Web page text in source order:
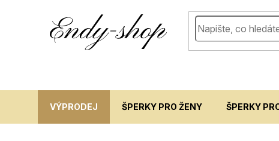
VÝPRODEJ ŠPERKY PRO ŽENY ŠPERKY